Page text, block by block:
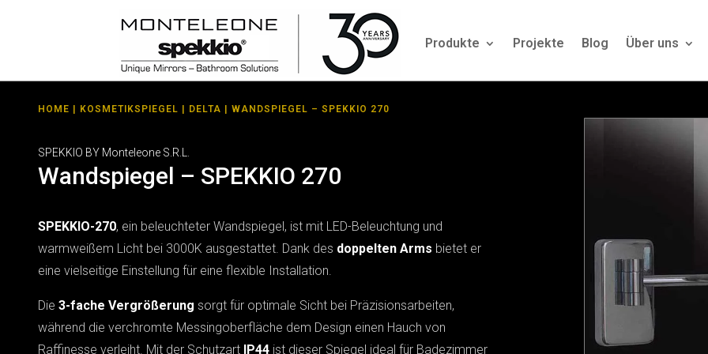
Produkte Projekte Blog Über uns
HOME KOSMETIKSPIEGEL DELTA | WANDSPIEGEL – SPEKKIO 270
SPEKKIO BY Monteleone S.R.L.
Wandspiegel – SPEKKIO 270
SPEKKIO-270, ein beleuchteter Wandspiegel, ist mit LED-Beleuchtung und
warmweißem Licht bei 3000K ausgestattet. Dank des doppelten Arms bietet er
eine vielseitige Einstellung für eine flexible Installation.
Die 3-fache Vergrößerung sorgt für optimale Sicht bei Präzisionsarbeiten,
während die verchromte Messingoberfläche dem Design einen Hauch von
Raffinesse verleiht. Mit der Schutzart IP44 ist dieser Spiegel ideal für Badezimmer